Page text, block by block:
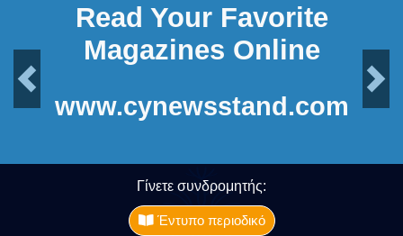
Read Your Favorite
Magazines Online
Next
www.cynewsstand.com
Γίνετε συνδρομητής:
Έντυπο περιοδικό